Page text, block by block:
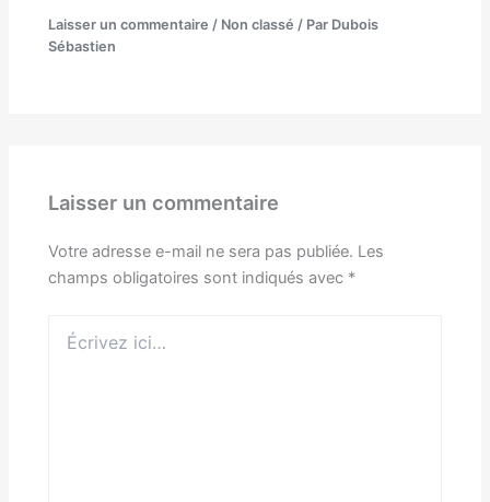
Laisser un commentaire / Non classé / Par Dubois
Sébastien
Laisser un commentaire
Votre adresse e-mail ne sera pas publiée. Les
champs obligatoires sont indiqués avec *
ici…